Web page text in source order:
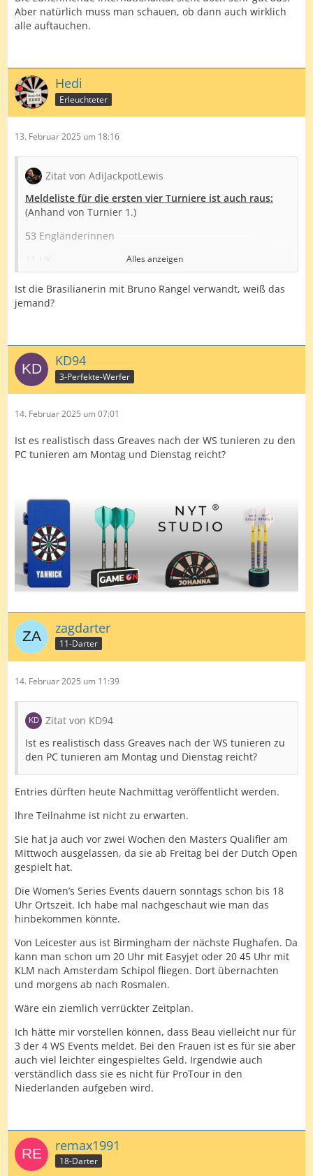
Aber natürlich muss man schauen, ob dann auch wirklich
alle auftauchen.
Hedi
Erleuchteter
13. Februar 2025 um 18:16
Zitat von AdiJackpotLewis
Meldeliste für die ersten vier Turniere ist auch raus:
(Anhand von Turnier 1.)
53 Engländerinnen
9 Finninnen
5 Schwedinnen
5 Holländerinnen
3 Irinnen
1 Italienerin
1 Deutsche
1 Ungarin
1 Isländerin
1 Brasilianerin
1 Tschechin
1 World (Dobromyslova)
Alles anzeigen
Ist die Brasilianerin mit Bruno Rangel verwandt, weiß das
jemand?
KD94
3-Perfekte-Werfer
14. Februar 2025 um 07:01
Ist es realistisch dass Greaves nach der WS tunieren zu den
PC tunieren am Montag und Dienstag reicht?
zagdarter
11-Darter
14. Februar 2025 um 11:39
Zitat von KD94
Ist es realistisch dass Greaves nach der WS tunieren zu
den PC tunieren am Montag und Dienstag reicht?
Entries dürften heute Nachmittag veröffentlicht werden.
Ihre Teilnahme ist nicht zu erwarten.
Sie hat ja auch vor zwei Wochen den Masters Qualifier am
Mittwoch ausgelassen, da sie ab Freitag bei der Dutch Open
gespielt hat.
Die Women’s Series Events dauern sonntags schon bis 18
Uhr Ortszeit. Ich habe mal nachgeschaut wie man das
hinbekommen könnte.
Von Leicester aus ist Birmingham der nächste Flughafen. Da
kann man schon um 20 Uhr mit Easyjet oder 20 45 Uhr mit
KLM nach Amsterdam Schipol fliegen. Dort übernachten
und morgens ab nach Rosmalen.
Wäre ein ziemlich verrückter Zeitplan.
Ich hätte mir vorstellen können, dass Beau vielleicht nur für
3 der 4 WS Events meldet. Bei den Frauen ist es für sie aber
auch viel leichter eingespieltes Geld. Irgendwie auch
verständlich dass sie es nicht für ProTour in den
Niederlanden aufgeben wird.
remax1991
18-Darter